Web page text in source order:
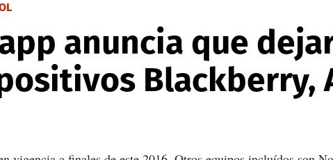
anuncia que
Blackberry,